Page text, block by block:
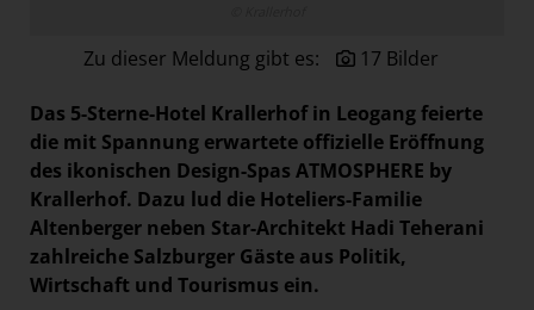
Swiss Life Select
The Companion
The Hoxton
Unibail-Rodamco-Westfield
Vöslauer
Zu dieser Meldung gibt es: 17 Bilder
Das 5-Sterne-Hotel Krallerhof in Leogang feierte
die mit Spannung erwartete offizielle Eröffnung
des ikonischen Design-Spas ATMOSPHERE by
Krallerhof. Dazu lud die Hoteliers-Familie
Altenberger neben Star-Architekt Hadi Teherani
zahlreiche Salzburger Gäste aus Politik,
Wirtschaft und Tourismus ein.